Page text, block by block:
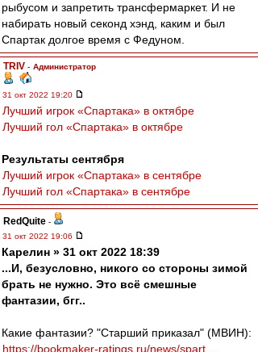
рыбусом и запретить трансфермаркет. И не
набирать новый секонд хэнд, каким и был
Спартак долгое время с Федуном.
TRIV - Администратор
31 окт 2022 19:20
Лучший игрок «Спартака» в октябре
Лучший гол «Спартака» в октябре
Результаты сентября
Лучший игрок «Спартака» в сентябре
Лучший гол «Спартака» в сентябре
RedQuite -
31 окт 2022 19:06
Карелин » 31 окт 2022 18:39
...И, безусловно, никого со стороны зимой
брать не нужно. Это всё смешные
фантазии, бгг..
Какие фантазии? "Старший приказал" (МВИН):
https://bookmaker-ratings.ru/news/spart ...